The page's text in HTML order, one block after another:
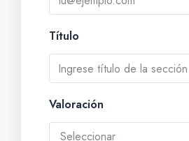
Título
Valoración
Seleccionar